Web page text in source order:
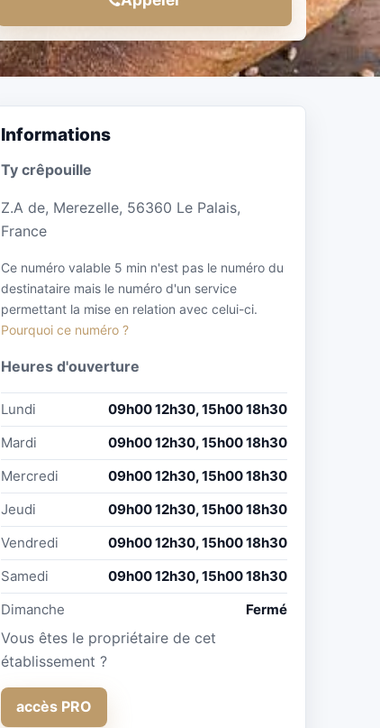
Informations
Ty crêpouille
Z.A de, Merezelle, 56360 Le Palais,
France
Ce numéro valable 5 min n'est pas le numéro du
destinataire mais le numéro d'un service
permettant la mise en relation avec celui-ci.
Pourquoi ce numéro ?
Heures d'ouverture
Lundi
09h00 12h30, 15h00 18h30
Mardi
09h00 12h30, 15h00 18h30
Mercredi
09h00 12h30, 15h00 18h30
Jeudi
09h00 12h30, 15h00 18h30
Vendredi
09h00 12h30, 15h00 18h30
Samedi
09h00 12h30, 15h00 18h30
Dimanche
Fermé
Vous êtes le propriétaire de cet
établissement ?
accès PRO